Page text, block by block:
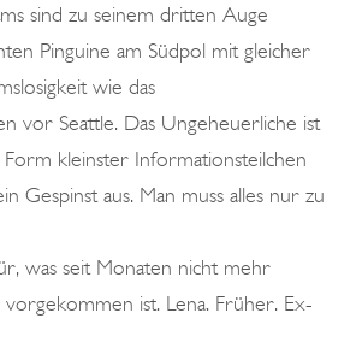
sind zu seinem dritten Auge
Pinguine am Südpol mit gleicher
wie das
vor Seattle. Das Ungeheuerliche ist
kleinster Informationsteilchen
Gespinst aus. Man muss alles nur zu
was seit Monaten nicht mehr
vorgekommen ist. Lena. Früher. Ex-